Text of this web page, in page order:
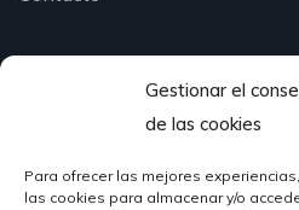
Gestionar el
de las cookies
Para ofrecer las mejores
las cookies para almacenar y/o
¿Hablamos?
624 51 12 10